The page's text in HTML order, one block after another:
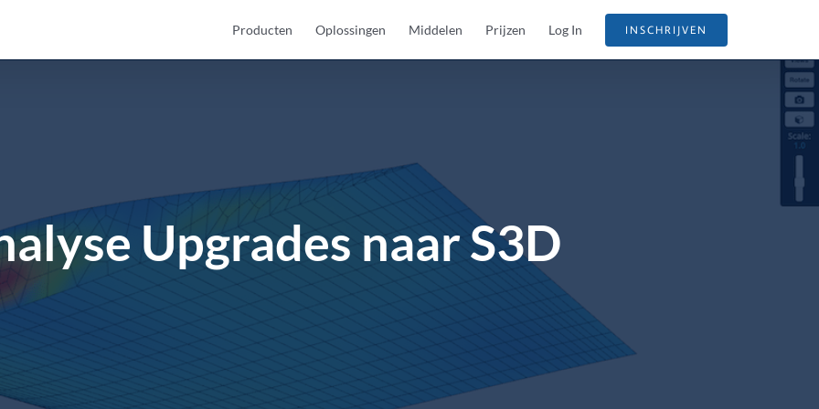
Producten Oplossingen Middelen Prijzen Log In INSCHRIJVEN
Upgrades naar S3D